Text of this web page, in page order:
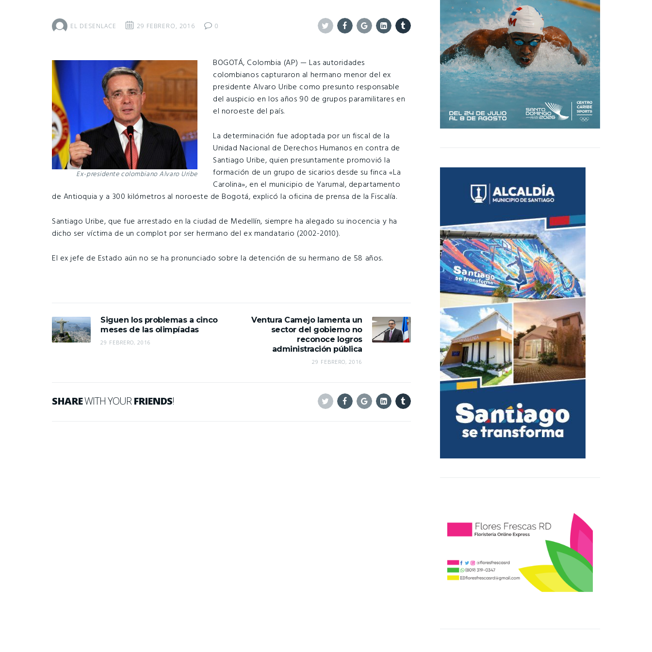
EL DESENLACE 29 FEBRERO, 2016
0
Ex-presidente colombiano Alvaro Uribe
BOGOTÁ, Colombia (AP) — Las autoridades
colombianos capturaron al hermano menor del ex
presidente Alvaro Uribe como presunto responsable
del auspicio en los años 90 de grupos paramilitares en
el noroeste del país.
La determinación fue adoptada por un fiscal de la
Unidad Nacional de Derechos Humanos en contra de
Santiago Uribe, quien presuntamente promovió la
formación de un grupo de sicarios desde su finca «La
Carolina», en el municipio de Yarumal, departamento
de Antioquia y a 300 kilómetros al noroeste de Bogotá, explicó la oficina de prensa de la Fiscalía.
Santiago Uribe, que fue arrestado en la ciudad de Medellín, siempre ha alegado su inocencia y ha
dicho ser víctima de un complot por ser hermano del ex mandatario (2002-2010).
El ex jefe de Estado aún no se ha pronunciado sobre la detención de su hermano de 58 años.
Siguen los problemas a cinco
meses de las olimpíadas
29 FEBRERO, 2016
Ventura Camejo lamenta un
sector del gobierno no
reconoce logros
administración pública
29 FEBRERO, 2016
SHAREWITH YOURFRIENDS!